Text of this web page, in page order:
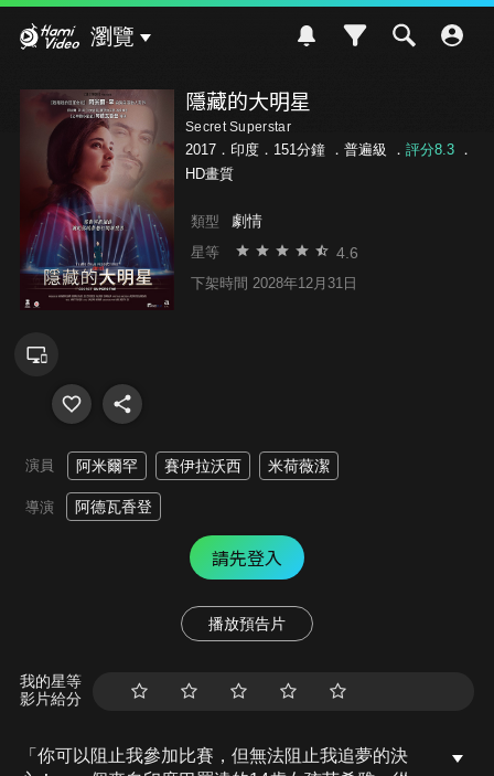
瀏覽
隱藏的大明星
Secret Superstar
2017．印度．151分鐘 ． 普遍級 ． 評分8.3．
HD畫質
類型 劇情
星等 4.6
下架時間 2028年12月31日
演員 阿米爾罕 賽伊拉沃西 米荷薇潔
導演 阿德瓦香登
請先登入
播放預告片
我的星等
影片給分
「你可以阻止我參加比賽，但無法阻止我追夢的決